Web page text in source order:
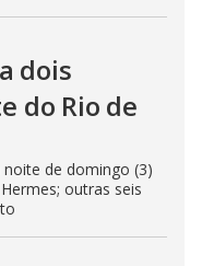
dois
do Rio de
de domingo (3)
outras seis